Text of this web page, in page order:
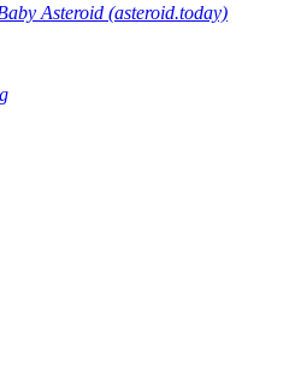
y compris des informations
à terme
Asteroid (asteroid.today)